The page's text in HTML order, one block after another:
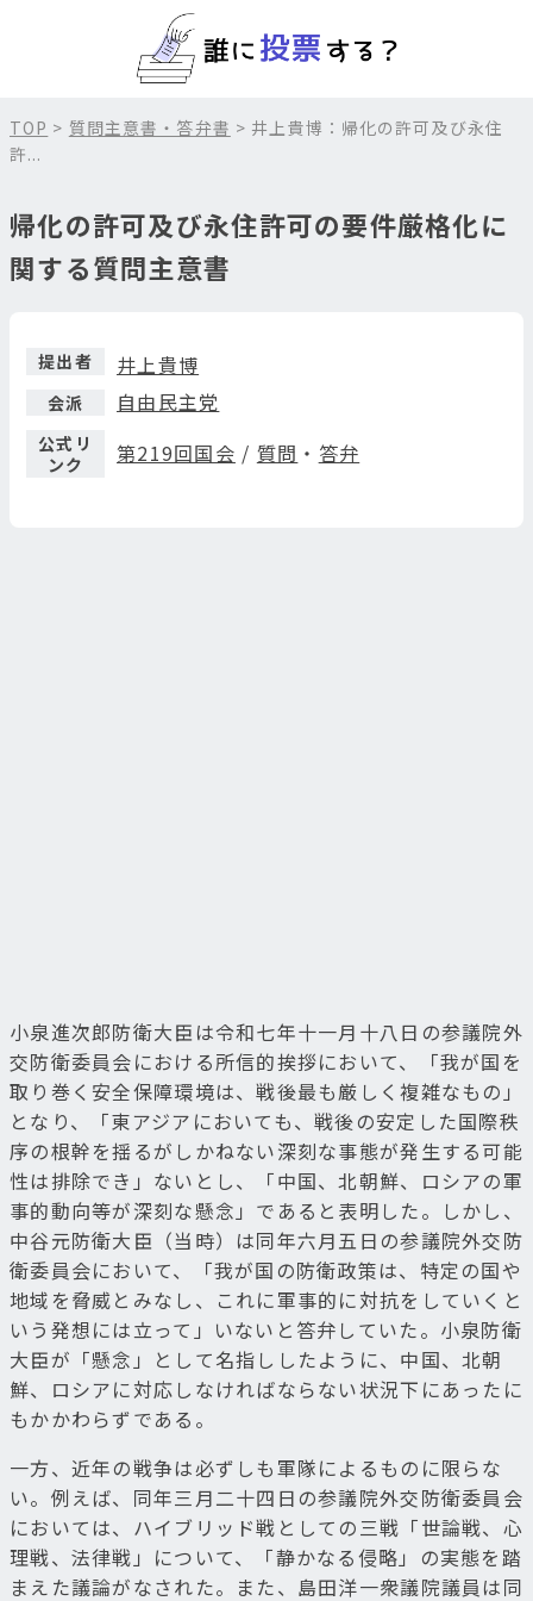
TOP > 質問主意書・答弁書 > 井上貴博：帰化の許可及び永住
許...
帰化の許可及び永住許可の要件厳格化に
関する質問主意書
提出者 井上貴博
会派 自由民主党
公式リ
ンク
第219回国会 / 質問 ・ 答弁
小泉進次郎防衛大臣は令和七年十一月十八日の参議院外
交防衛委員会における所信的挨拶において、「我が国を
取り巻く安全保障環境は、戦後最も厳しく複雑なもの」
となり、「東アジアにおいても、戦後の安定した国際秩
序の根幹を揺るがしかねない深刻な事態が発生する可能
性は排除でき」ないとし、「中国、北朝鮮、ロシアの軍
事的動向等が深刻な懸念」であると表明した。しかし、
中谷元防衛大臣（当時）は同年六月五日の参議院外交防
衛委員会において、「我が国の防衛政策は、特定の国や
地域を脅威とみなし、これに軍事的に対抗をしていくと
いう発想には立って」いないと答弁していた。小泉防衛
大臣が「懸念」として名指ししたように、中国、北朝
鮮、ロシアに対応しなければならない状況下にあったに
もかかわらずである。
一方、近年の戦争は必ずしも軍隊によるものに限らな
い。例えば、同年三月二十四日の参議院外交防衛委員会
においては、ハイブリッド戦としての三戦「世論戦、心
理戦、法律戦」について、「静かなる侵略」の実態を踏
まえた議論がなされた。また、島田洋一衆議院議員は同